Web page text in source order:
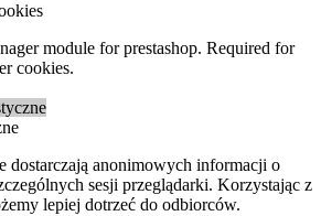
module for prestashop. Required for
cookies.
dostarczają anonimowych informacji o
sesji przeglądarki. Korzystając z
lepiej dotrzeć do odbiorców.